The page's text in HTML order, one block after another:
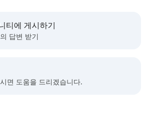
티에 게시하기
답변 받기
면 도움을 드리겠습니다.